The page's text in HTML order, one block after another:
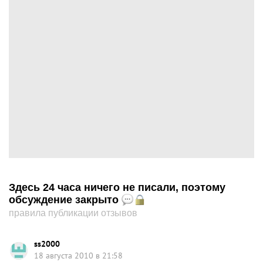
Здесь 24 часа ничего не писали, поэтому
обсуждение закрыто
правила публикации отзывов
ss2000
18 августа 2010 в 21:58